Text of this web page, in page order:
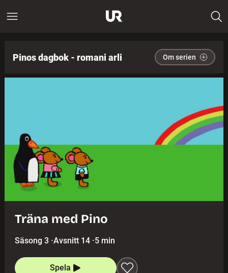
Pinos dagbok - romani arli Om serien
Träna med Pino
Säsong 3 ·Avsnitt 14 ·5 min
Spela